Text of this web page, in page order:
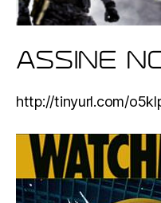
ASSINE
http://tinyurl.com/